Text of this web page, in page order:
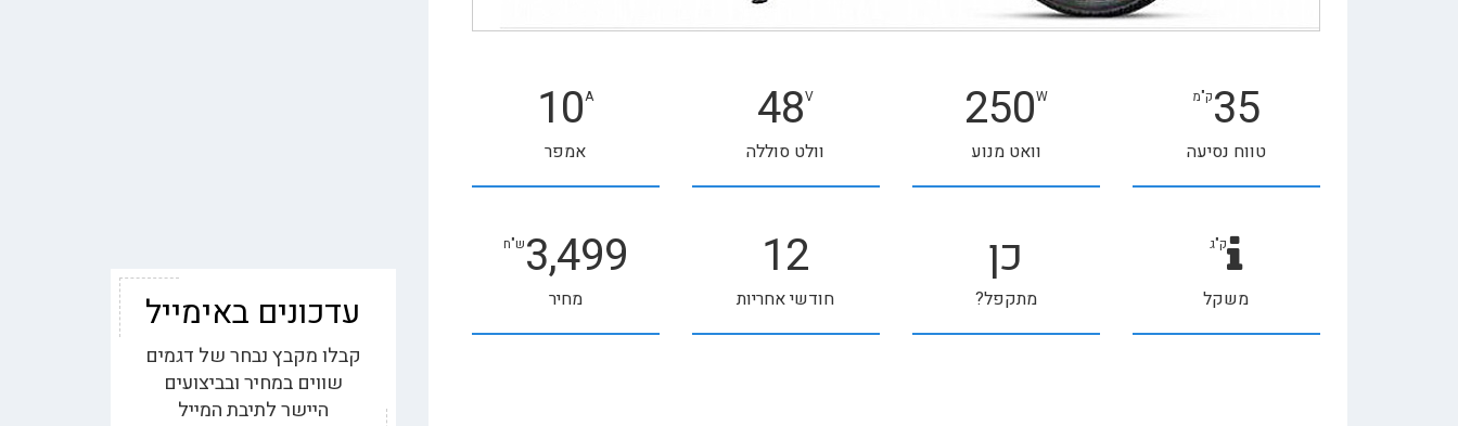
35ק"מ
טווח נסיעה
250W
וואט מנוע
48V
וולט סוללה
10A
אמפר
ק"ג
משקל
כן
מתקפל?
12
חודשי אחריות
3,499ש"ח
מחיר עדכונים באימייל
קבלו מקבץ נבחר של דגמים
שווים במחיר ובביצועים
היישר לתיבת המייל